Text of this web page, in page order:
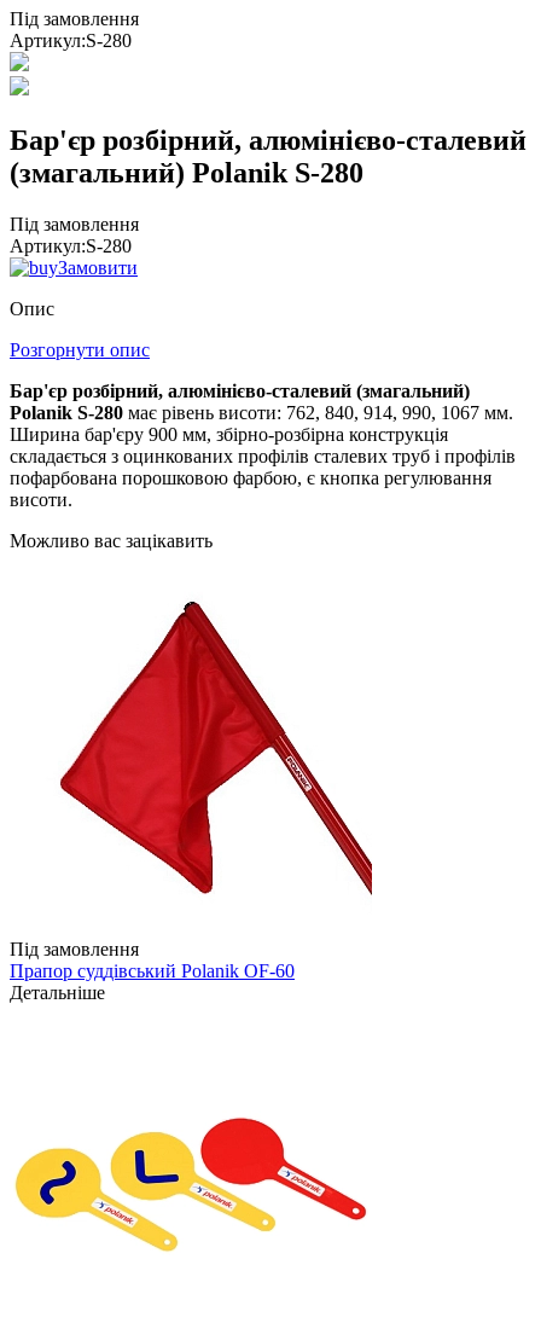
Під замовлення
Артикул:S-280
Бар'єр розбірний, алюмінієво-сталевий
(змагальний) Polanik S-280
Під замовлення
Артикул:S-280
Замовити
Опис
Розгорнути опис
Бар'єр розбірний, алюмінієво-сталевий (змагальний)
Polanik S-280 має рівень висоти: 762, 840, 914, 990, 1067 мм.
Ширина бар'єру 900 мм, збірно-розбірна конструкція
складається з оцинкованих профілів сталевих труб і профілів
пофарбована порошковою фарбою, є кнопка регулювання
висоти.
Можливо вас зацікавить
Під замовлення
Прапор суддівський Polanik OF-60
Детальніше